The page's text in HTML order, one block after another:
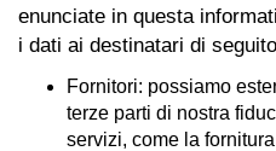
enunciate in questa
i dati ai destinatari di
Fornitori: possiamo
terze parti di nostra
servizi, come la